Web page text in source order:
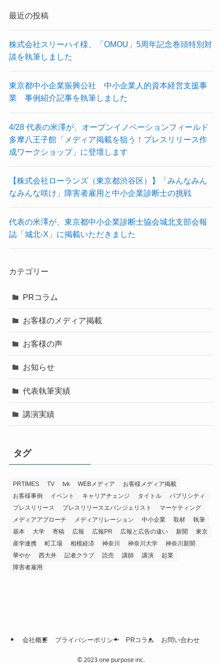
最近の投稿
株式会社スリーハイ様、「OMOU」5周年記念巻頭特別対
談を執筆しました
東京都中小企業振興公社 中小企業人的資本経営支援事
業 事例紹介記事を執筆しました
4/28 代表の米澤が、オープンイノベーションフィールド
多摩八王子館「メディア掲載を狙う！プレスリリース作
成ワークショップ」に登壇します
【株式会社ローランズ（東京都渋谷区）】「みんなみん
なみんな咲け」障害者雇用と中小企業診断士の挑戦
代表の米澤が、東京都中小企業診断士協会城北支部会報
誌「城北-X」に掲載いただきました
カテゴリー
PRコラム
お客様のメディア掲載
お客様の声
お知らせ
代表執筆実績
講演実績
タグ
PRTIMES TV tvk WEBメディア
お客様メディア掲載
お客様事例
イベント キャリアチェンジ タイトル
パブリシティ
プレスリリース
プレスリリースエバンジェリスト
マーケティング
メディアアプローチ
メディアリレーション 中小企業 取材
執筆
基本
大学 寄稿 広報 広報PR 広報と広告の違い 新聞
東京
産学連携
町工場 相模経済 神奈川 神奈川大学
神奈川新聞
華やか
西大井 記者クラブ 読売 講師 講演
起業
障害者雇用
会社概要 プライバシーポリシー PRコラム お問い合わせ
©2023 one purpose inc.